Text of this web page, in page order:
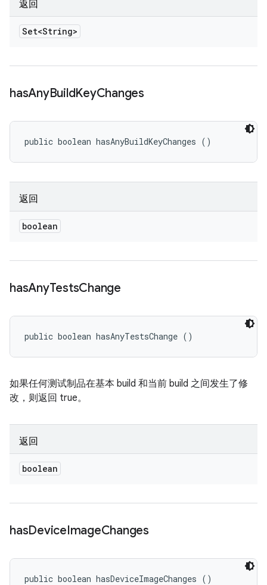
返回
Set<String>
hasAnyBuildKeyChanges
public boolean hasAnyBuildKeyChanges ()
返回
boolean
hasAnyTestsChange
public boolean hasAnyTestsChange ()
如果任何测试制品在基本 build 和当前 build 之间发生了修
改，则返回 true。
返回
boolean
hasDeviceImageChanges
public boolean hasDeviceImageChanges ()